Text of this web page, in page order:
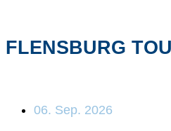
FLENSBURG
06. Sep. 2026